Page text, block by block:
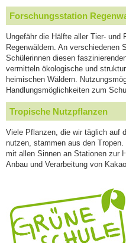
Forschungsstation
Ungefähr die Hälfte aller Tier- und
Regenwäldern. An verschiedenen
Schülerinnen diesen
vermitteln ökologische und
heimischen Wäldern.
Handlungsmöglichkeiten zum
Tropische Nutzpflanzen
Viele Pflanzen, die wir täglich auf
nutzen, stammen aus den
mit allen Sinnen an Stationen zur
Anbau und Verarbeitung von